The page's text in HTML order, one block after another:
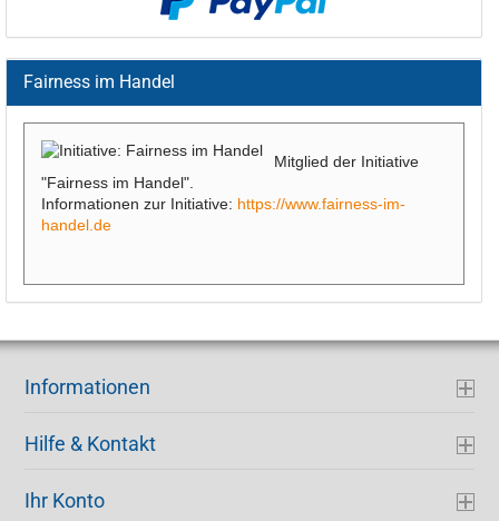
Fairness im Handel
Mitglied der Initiative
"Fairness im Handel".
Informationen zur Initiative: https://www.fairness-im-
handel.de
Informationen
Hilfe & Kontakt
Ihr Konto